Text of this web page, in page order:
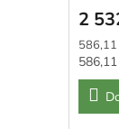
2
Měrná
cena:
586,11
Měrná
cena: